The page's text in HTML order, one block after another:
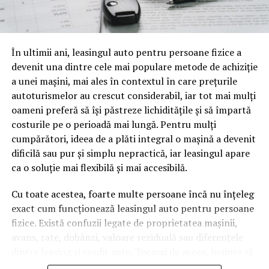
o mină de informație, plină de întrebări pe care și le pun
oamenii cu adevărat. Dacă transcrierea ajunge pe o
cuvinte tematice, scrise exact în limbajul în care se
caută.
Apoi vine partea de comportament. O pagină pe care
vizitatorii stau zece, cincisprezece minute ca să
urmărească replay-ul trimite un semnal greu de ignorat.
Google nu îți măsoară direct satisfacția, însă timpul
petrecut, scrollul și revenirile spun ceva despre cât de
util e materialul.
Și mai e ceva ce se uită ușor. Un webinar reușit atrage
linkuri aproape de la sine. Cineva îl menționează într-un
newsletter, altcineva îl citează într-un articol, un
partener îl trimite în comunitatea lui. Fiecare astfel de
tău, iar autoritatea e moneda forte în SEO.
În ultimii ani, leasingul auto pentru persoane fizice a
devenit una dintre cele mai populare metode de achiziție
a unei mașini, mai ales în contextul în care prețurile
autoturismelor au crescut considerabil, iar tot mai mulți
oameni preferă să își păstreze lichiditățile și să împartă
costurile pe o perioadă mai lungă. Pentru mulți
cumpărători, ideea de a plăti integral o mașină a devenit
dificilă sau pur și simplu nepractică, iar leasingul apare
ca o soluție mai flexibilă și mai accesibilă.
Cu toate acestea, foarte multe persoane încă nu înțeleg
exact cum funcționează leasingul auto pentru persoane
fizice. Există confuzii legate de proprietatea mașinii,
avans, rate, dobânzi, valoare reziduală sau diferențele
semnezi orice contract, este important să înțelegi clar